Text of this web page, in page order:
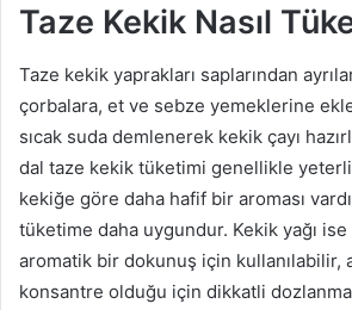
Taze Kekik Nasıl
Taze kekik yaprakları saplarından
çorbalara, et ve sebze yemeklerine
sıcak suda demlenerek kekik çayı
dal taze kekik tüketimi genellikle
kekiğe göre daha hafif bir aroması
tüketime daha uygundur. Kekik yağı
aromatik bir dokunuş için kullanılabilir,
konsantre olduğu için dikkatli